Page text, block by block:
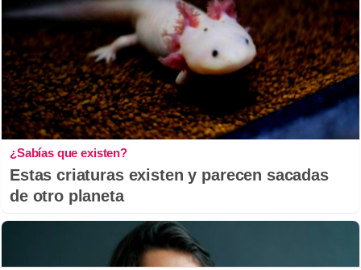
¿Sabías que existen?
Estas criaturas existen y parecen sacadas
de otro planeta